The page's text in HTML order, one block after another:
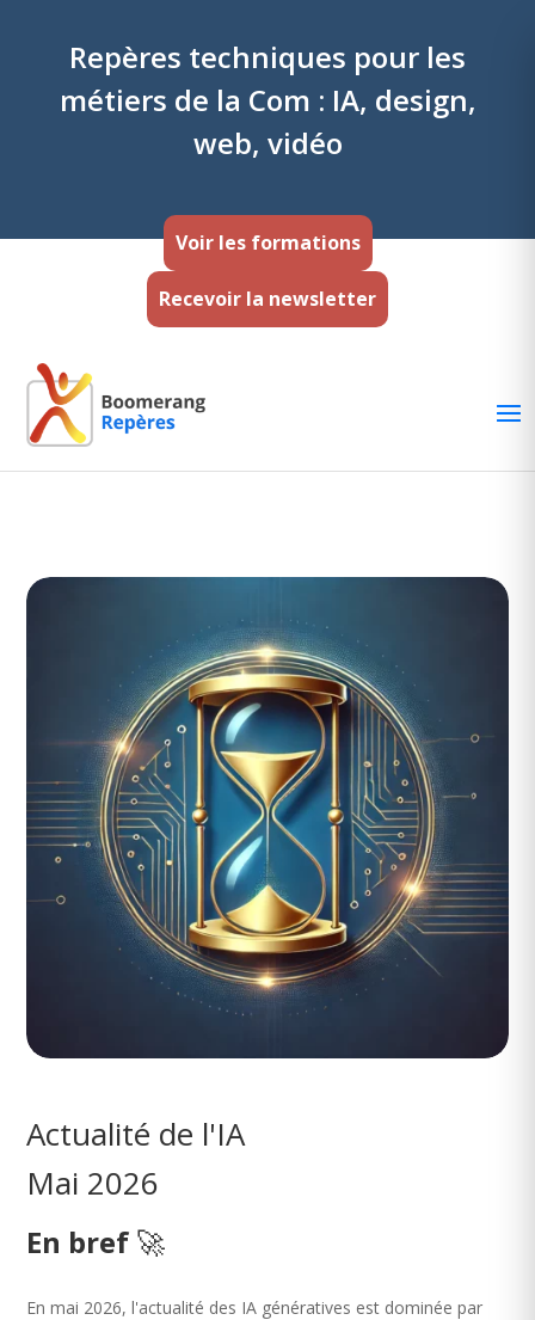
Repères techniques pour les
métiers de la Com : IA, design,
web, vidéo
Voir les formations
Recevoir la newsletter
Actualité de l'IA
Mai 2026
En bref 🚀
En mai 2026, l'actualité des IA génératives est dominée par